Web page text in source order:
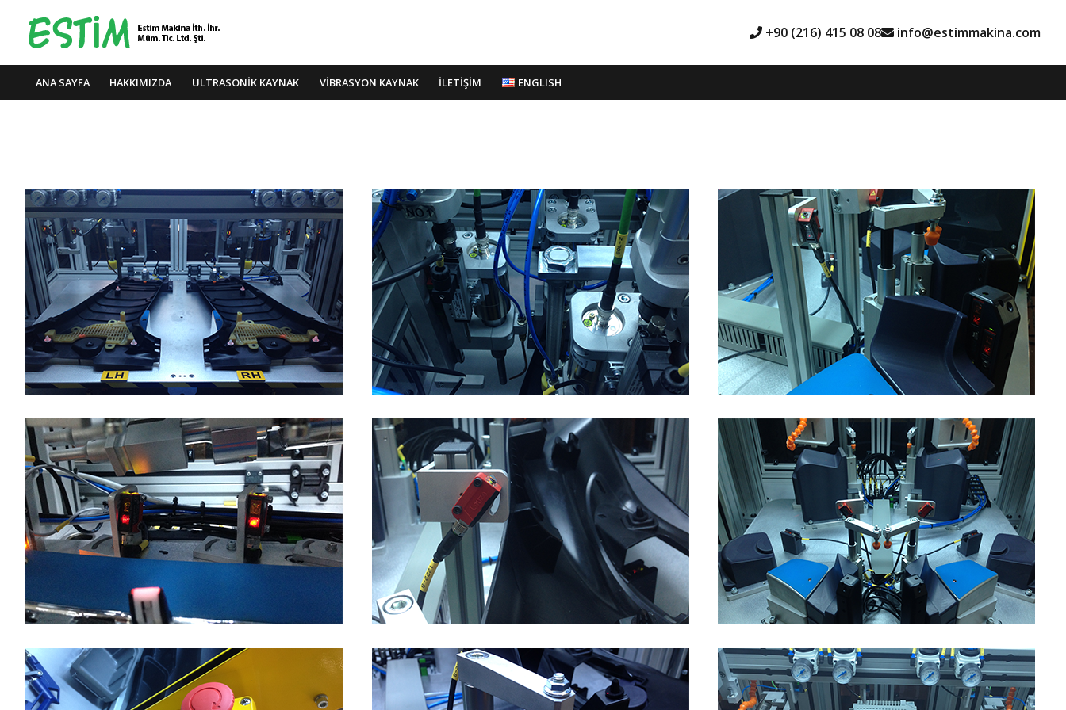
ANA SAYFA HAKKIMIZDA ULTRASONİK KAYNAK VİBRASYON KAYNAK İLETİŞİM ENGLISH
+90 (216) 415 08 08 info@estimmakina.com